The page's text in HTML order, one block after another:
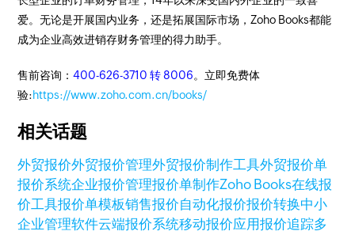
爱。无论是开展国内业务，还是拓展国际市场，Zoho Books都能
成为企业高效进销存财务管理的得力助手。
售前咨询：400-626-3710 转 8006。立即免费体
验:https://www.zoho.com.cn/books/
相关话题
外贸报价外贸报价管理外贸报价制作工具外贸报价单
报价系统企业报价管理报价单制作Zoho Books在线报
价工具报价单模板销售报价自动化报价报价转换中小
企业管理软件云端报价系统移动报价应用报价追踪多